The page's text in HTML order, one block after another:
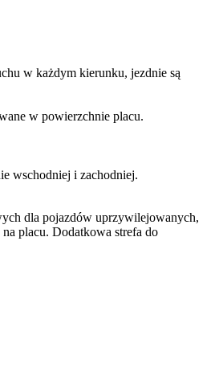
w każdym kierunku, jezdnie są
w powierzchnie placu.
wschodniej i zachodniej.
dla pojazdów uprzywilejowanych,
placu. Dodatkowa strefa do